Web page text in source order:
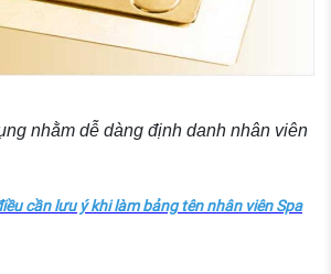
nhằm dễ dàng định danh nhân viên
cần lưu ý khi làm bảng tên nhân viên Spa